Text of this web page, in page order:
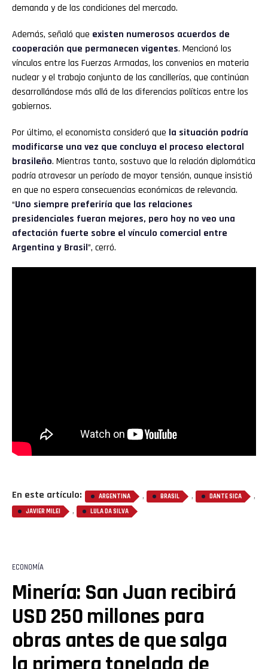
demanda y de las condiciones del mercado.
Además, señaló que existen numerosos acuerdos de
cooperación que permanecen vigentes. Mencionó los
vínculos entre las Fuerzas Armadas, los convenios en materia
nuclear y el trabajo conjunto de las cancillerías, que continúan
desarrollándose más allá de las diferencias políticas entre los
gobiernos.
Por último, el economista consideró que la situación podría
modificarse una vez que concluya el proceso electoral
brasileño. Mientras tanto, sostuvo que la relación diplomática
podría atravesar un período de mayor tensión, aunque insistió
en que no espera consecuencias económicas de relevancia.
“Uno siempre preferiría que las relaciones
presidenciales fueran mejores, pero hoy no veo una
afectación fuerte sobre el vínculo comercial entre
Argentina y Brasil”, cerró.
En este artículo: ARGENTINA , BRASIL , DANTE SICA ,
JAVIER MILEI , LULA DA SILVA
ECONOMÍA
Minería: San Juan recibirá
USD 250 millones para
obras antes de que salga